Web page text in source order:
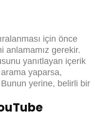
için önce
anlamamız gerekir.
yanıtlayan içerik
yaparsa,
Bunun yerine, belirli bir